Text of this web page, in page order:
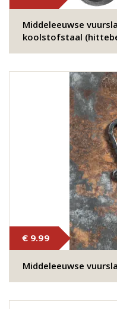
Middeleeuwse
koolstofstaal
€ 9.99
Middeleeuwse